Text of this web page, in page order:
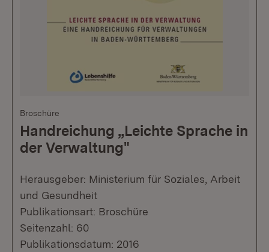
Broschüre
Handreichung „Leichte Sprache in
der Verwaltung"
Herausgeber: Ministerium für Soziales, Arbeit
und Gesundheit
Publikationsart: Broschüre
Seitenzahl: 60
Publikationsdatum: 2016